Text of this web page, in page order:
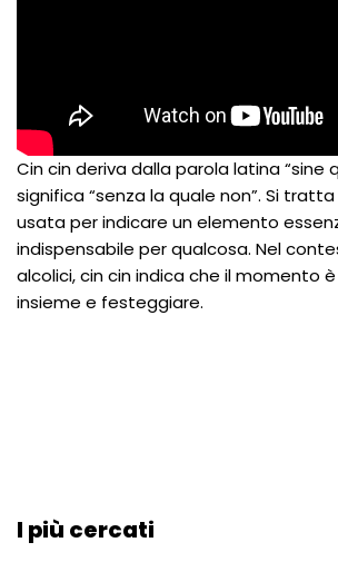
Cin cin deriva dalla parola latina “sine
significa “senza la quale non”. Si
usata per indicare un elemento
indispensabile per qualcosa. Nel
alcolici, cin cin indica che il momento
insieme e festeggiare.
I più cercati